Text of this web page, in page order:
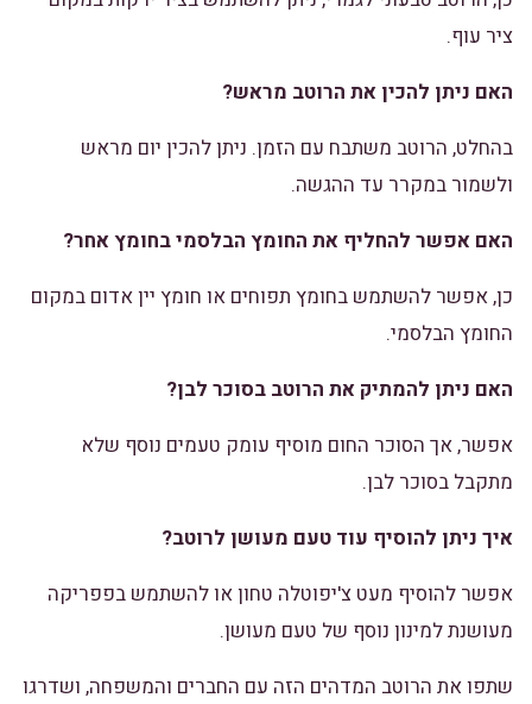
ציר עוף.
האם ניתן להכין את הרוטב מראש?
בהחלט, הרוטב משתבח עם הזמן. ניתן להכין יום מראש
ולשמור במקרר עד ההגשה.
האם אפשר להחליף את החומץ הבלסמי בחומץ אחר?
כן, אפשר להשתמש בחומץ תפוחים או חומץ יין אדום במקום
החומץ הבלסמי.
האם ניתן להמתיק את הרוטב בסוכר לבן?
אפשר, אך הסוכר החום מוסיף עומק טעמים נוסף שלא
מתקבל בסוכר לבן.
איך ניתן להוסיף עוד טעם מעושן לרוטב?
אפשר להוסיף מעט צ'יפוטלה טחון או להשתמש בפפריקה
מעושנת למינון נוסף של טעם מעושן.
שתפו את הרוטב המדהים הזה עם החברים והמשפחה, ושדרגו